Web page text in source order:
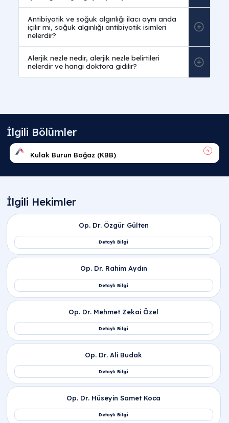
Sıkça Sorulan Sorular
Nezle nedir, nezle ne demek ve soğuk algınlığı
Nezle nedir,nezle ne demekveyasoğuk algınlığı
Genellikle rhinovirüsler başta olmak üzere yüzlerce
farklı virüsün üst solunum yolu mukozasını teknik
olarak istila etmesiyle oluşan sinsi bir
Peki,nezle neden olurveyasoğuk algınlığı neden
? Vücut Direncinin sinsi hava değişimleri veya
stres nedeniyle zayıflaması, Virüslerin burun ve
boğaz hücrelerine bilimsel yöntemlerle
teknik olarak profesyonelce kolaylaştırır.